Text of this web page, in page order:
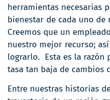
herramientas necesarias
bienestar de cada uno de
Creemos que un
nuestro mejor recurso;
lograrlo. Esta es la razón
tasa tan baja de cambios
Entre nuestras historias